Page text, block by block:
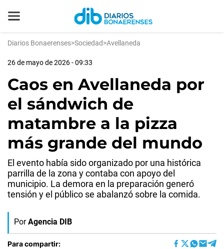
Diarios Bonaerenses>Sociedad>Avellaneda
26 de mayo de 2026 - 09:33
Caos en Avellaneda por
el sándwich de
matambre a la pizza
más grande del mundo
El evento había sido organizado por una histórica
parrilla de la zona y contaba con apoyo del
municipio. La demora en la preparación generó
tensión y el público se abalanzó sobre la comida.
Por Agencia DIB
Para compartir: